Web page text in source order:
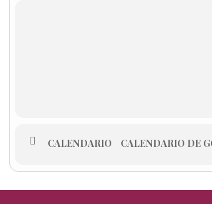
CALENDARIO CALENDARIO DE